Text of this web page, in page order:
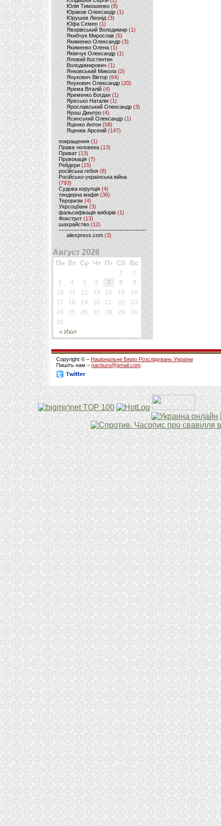
Юлія Тимошенко (8)
Юраков Олександр (1)
Юрушев Леонід (3)
Юфа Семен (1)
Яворівський Володимир (1)
Якибчук Мирослав (5)
Якименко Олександр (3)
Якименко Олена(1)
Якімчук Олександр (1)
Яловий Костянтин
Володимирович (1)
Янковський Микола(2)
Янукович Віктор (64)
Янукович Олександр(20)
Ярема Віталій(4)
Яременко Богдан(1)
Яресько Наталія(1)
Ярославський Олександр (3)
Ярош Дмитро (4)
Ясинський Олександр (1)
Яценко Антон(58)
Яценюк Арсеній (147)
покращення (1)
Права человека(13)
Приват (13)
Провокація (7)
Рейдери (15)
російська гебня (8)
Російсько-українська війна
(793)
Судова корупція (4)
тендерна мафія (36)
Тероризм (4)
Укрсоцбанк (3)
фальсифікація виборів (1)
Фокстрот(13)
шахрайство (12)
aliexpress.com (3)
Август 2026
Пн Вт Ср Чт Пт Сб Вс
« Июл
1
2
3
4 5 6 7 8
9
10
11 12 13 14 15
16
17
18 19 20 21 22
23
24
25 26 27 28 29
30
31
Copyright © – Національне Бюро Розслідувань України
Пишіть нам – nacburo@gmail.com